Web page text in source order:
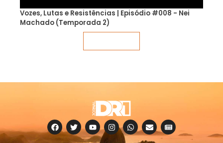
Vozes, Lutas e Resistências | Episódio #008 - Nei
Machado (Temporada 2)